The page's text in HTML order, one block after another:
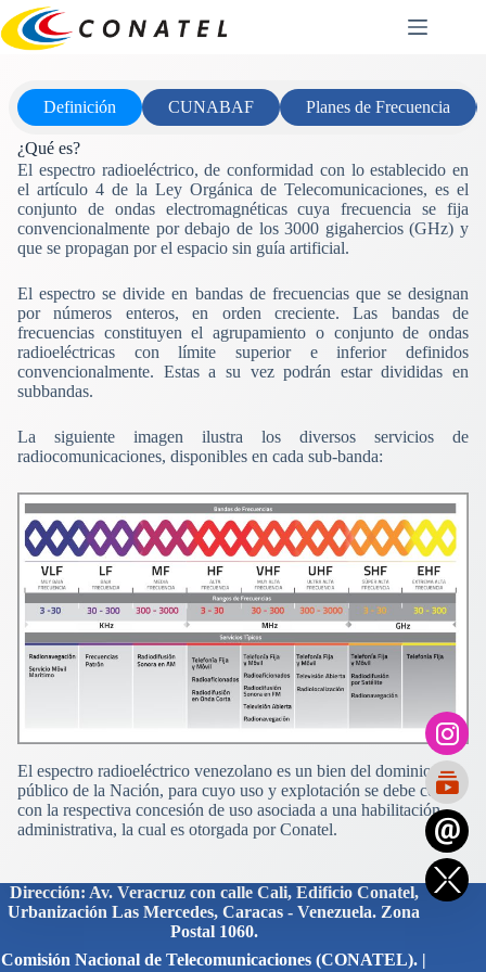
Saltar
al
contenido
Definición CUNABAF Planes de Frecuencia
¿Qué es?
El espectro radioeléctrico, de conformidad con lo establecido en
el artículo 4 de la Ley Orgánica de Telecomunicaciones, es el
conjunto de ondas electromagnéticas cuya frecuencia se fija
convencionalmente por debajo de los 3000 gigahercios (GHz) y
que se propagan por el espacio sin guía artificial.
El espectro se divide en bandas de frecuencias que se designan
por números enteros, en orden creciente. Las bandas de
frecuencias constituyen el agrupamiento o conjunto de ondas
radioeléctricas con límite superior e inferior definidos
convencionalmente. Estas a su vez podrán estar divididas en
subbandas.
La siguiente imagen ilustra los diversos servicios de
radiocomunicaciones, disponibles en cada sub-banda:
El espectro radioeléctrico venezolano es un bien del dominio
público de la Nación, para cuyo uso y explotación se debe contar
con la respectiva concesión de uso asociada a una habilitación
administrativa, la cual es otorgada por Conatel.
Dirección: Av. Veracruz con calle Cali, Edificio Conatel,
Urbanización Las Mercedes, Caracas - Venezuela. Zona
Postal 1060.
Comisión Nacional de Telecomunicaciones (CONATEL). |